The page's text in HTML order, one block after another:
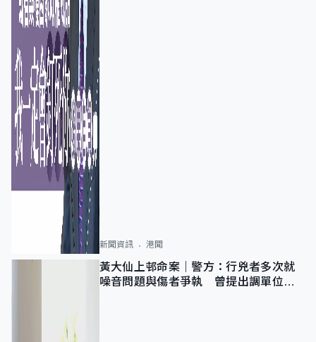
新聞資訊 港聞
黃大仙上邨命案｜警方：行兇者多次就
噪音問題與傷者爭執 曾提出調單位已